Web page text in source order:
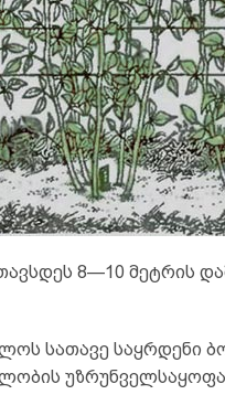
8—10 მეტრის
სათავე საყრდენი